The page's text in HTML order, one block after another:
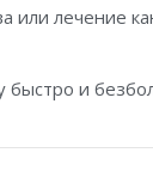
или лечение
и